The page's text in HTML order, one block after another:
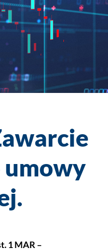
umowy
1 MAR –